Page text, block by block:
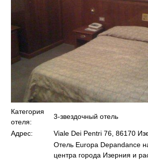
Категория
отеля:
3-звездочный отель
Адрес: Viale Dei Pentri 76, 86170
Отель Europa Depandance
центра города Изерния и